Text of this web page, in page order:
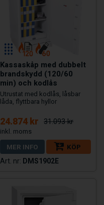
Kassaskåp med dubbelt
brandskydd (120/60
min) och kodlås
Utrustat med kodlås, låsbar
låda, flyttbara hyllor
24.874 kr 31.093 kr
MER INFO
KÖP
DMS1902E